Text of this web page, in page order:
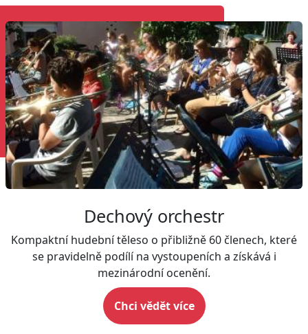
Dechový orchestr
Kompaktní hudební těleso o přibližně 60 členech, které
se pravidelně podílí na vystoupeních a získává i
mezinárodní ocenění.
Chci vědět více